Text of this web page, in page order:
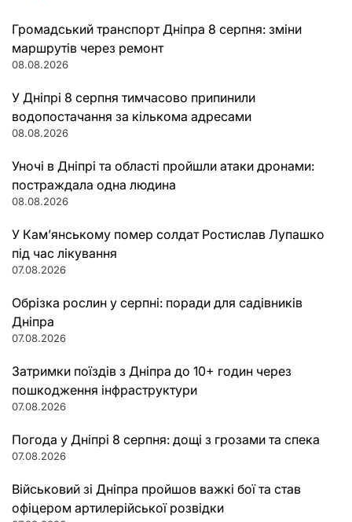
Громадський транспорт Дніпра 8 серпня: зміни
маршрутів через ремонт
08.08.2026
У Дніпрі 8 серпня тимчасово припинили
водопостачання за кількома адресами
08.08.2026
Уночі в Дніпрі та області пройшли атаки дронами:
постраждала одна людина
08.08.2026
У Кам’янському помер солдат Ростислав Лупашко
під час лікування
07.08.2026
Обрізка рослин у серпні: поради для садівників
Дніпра
07.08.2026
Затримки поїздів з Дніпра до 10+ годин через
пошкодження інфраструктури
07.08.2026
Погода у Дніпрі 8 серпня: дощі з грозами та спека
07.08.2026
Військовий зі Дніпра пройшов важкі бої та став
офіцером артилерійської розвідки